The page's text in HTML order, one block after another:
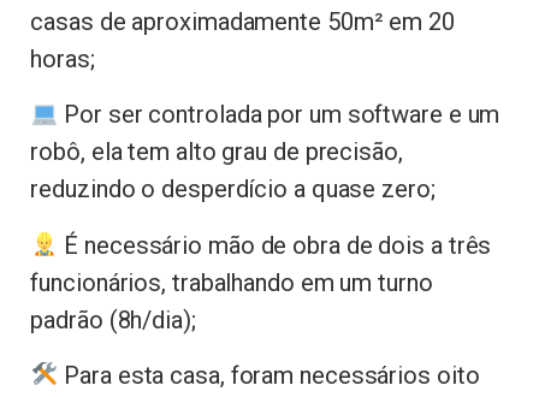
casas de aproximadamente 50m² em 20
horas;
Por ser controlada por um software e um
robô, ela tem alto grau de precisão,
reduzindo o desperdício a quase zero;
É necessário mão de obra de dois a três
funcionários, trabalhando em um turno
padrão (8h/dia);
Para esta casa, foram necessários oito